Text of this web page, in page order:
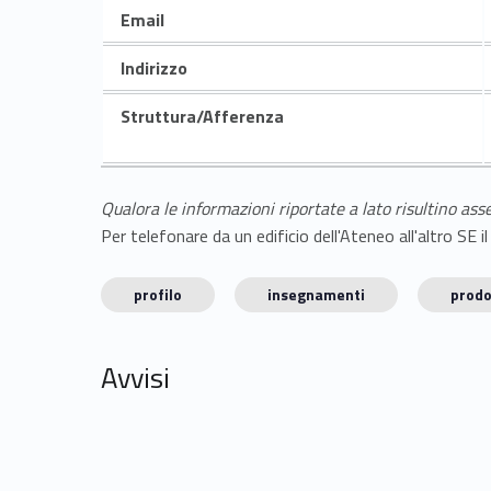
Email
Indirizzo
Struttura/Afferenza
Qualora le informazioni riportate a lato risultino
Per telefonare da un edificio dell'Ateneo all'altro
profilo insegnamenti
Avvisi